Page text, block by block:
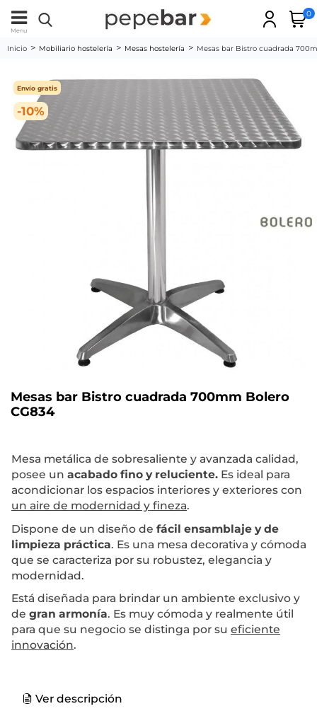
Menu
0
Inicio Mobiliario hostelería Mesas hostelería Mesas bar Bistro cuadrada
-10%
Envío gratis
Mesas bar Bistro cuadrada 700mm Bolero
CG834
Mesa metálica de sobresaliente y avanzada calidad,
posee un acabado fino y reluciente. Es ideal para
acondicionar los espacios interiores y exteriores con
un aire de modernidad y fineza.
Dispone de un diseño de fácil ensamblaje y de
limpieza práctica. Es una mesa decorativa y cómoda
que se caracteriza por su robustez, elegancia y
modernidad.
Está diseñada para brindar un ambiente exclusivo y
de gran armonía. Es muy cómoda y realmente útil
para que su negocio se distinga por su eficiente
innovación.
Ver descripción